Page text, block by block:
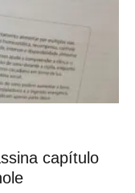
capítulo